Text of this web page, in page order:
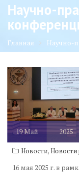
Научно-
Главная Научно-
19Май 2025
Новости,Новости
16 мая 2025 г. в